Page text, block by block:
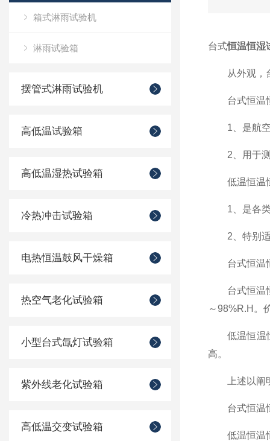
箱式淋雨试验机
淋雨试验箱
摆管式淋雨试验机
高低温试验箱
高低温湿热试验箱
冷热冲击试验箱
电热恒温鼓风干燥箱
热空气老化试验箱
小型台式氙灯试验箱
紫外线老化试验箱
高低温交变试验箱
台式恒温恒湿
从外观，台
台式恒温
1 、是航
2 、用于
低温恒温
1 、是各
2 、特别
台式恒温恒
台式恒温恒
～98%R.H 。
低温恒温恒
高。
上述以阐明
台式恒温恒
低温恒温恒